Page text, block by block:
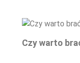
Czy warto